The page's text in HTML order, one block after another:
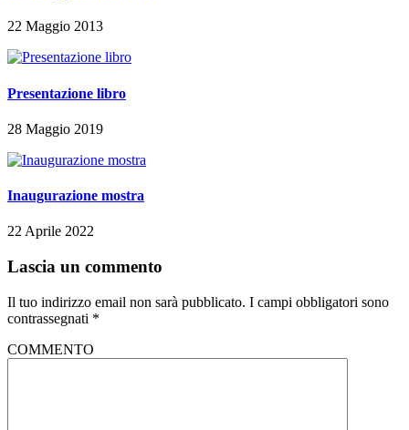
22 Maggio 2013
Presentazione libro
28 Maggio 2019
Inaugurazione mostra
22 Aprile 2022
Lascia un commento
Il tuo indirizzo email non sarà pubblicato. I campi obbligatori sono
contrassegnati *
COMMENTO